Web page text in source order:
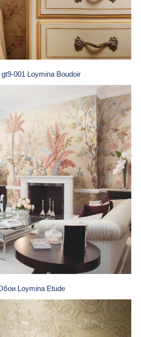
001 Loymina Boudoir
Loymina Etude